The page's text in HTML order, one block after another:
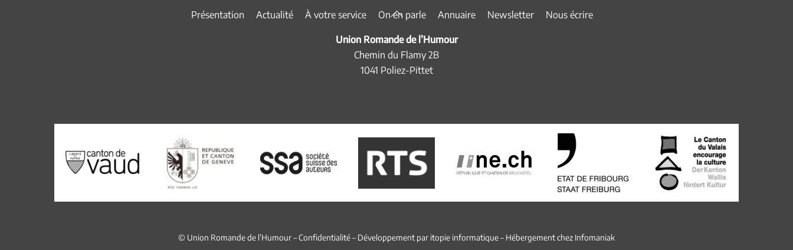
Back
Top
Présentation Actualité À votre service On en parle Annuaire Newsletter Nous écrire
Union Romande de l’Humour
Chemin du Flamy 2B
1041 Poliez-Pittet
© Union Romande de l’Humour –Confidentialité– Développement par itopie informatique– Hébergement chez Infomaniak